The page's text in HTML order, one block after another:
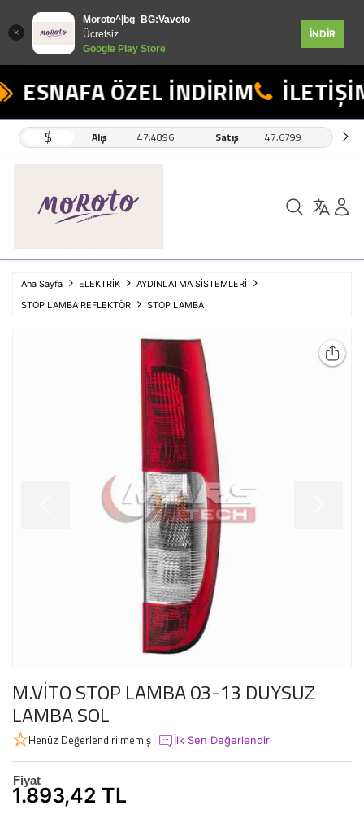
Moroto^|bg_BG:Vavoto
Ücretsiz
Google Play Store
İNDİR
ESNAFA ÖZEL İNDİRİM
$ Alış 47,4896 Satış 47,6799
Ana Sayfa ELEKTRİK
AYDINLATMA SİSTEMLERİ
STOP LAMBA REFLEKTÖR
STOP LAMBA
M.VİTO STOP LAMBA 03-13 DUYSUZ
LAMBA SOL
Henüz Değerlendirilmemiş İlk Sen Değerlendir
Fiyat
1.893,42 TL